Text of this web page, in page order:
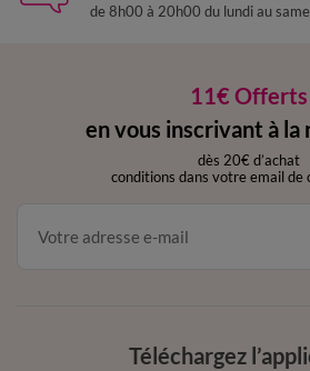
de 8h00 à 20h00 du lundi au
11€ Offerts
en vous inscrivant à
dès 20€ d’achat
conditions dans votre email de
Téléchargez